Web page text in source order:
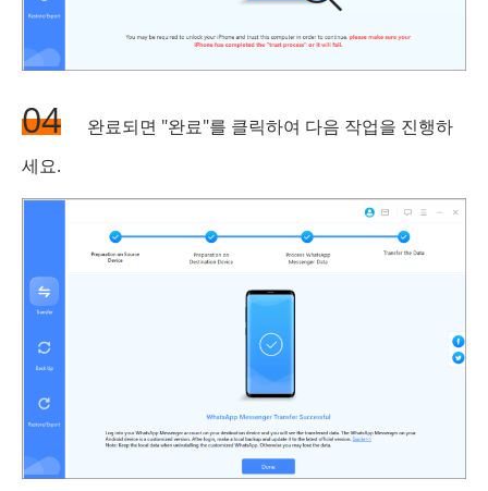
04
완료되면 "완료"를 클릭하여 다음 작업을 진행하
세요.